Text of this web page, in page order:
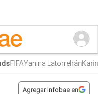
FIFAYanina LatorreIránKarina
Agregar Infobae en